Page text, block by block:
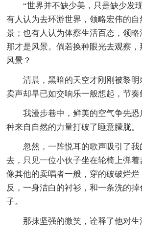
“世界并不缺少美，只是缺少发
有人认为去环游世界，领略宏伟的
景；也有人认为体察生活百态，领略
那才是风景。倘若换种眼光去观察
风景？
清晨，黑暗的天空才刚刚被黎明
卖声却早已如交响乐一般想起，节奏
我漫步巷中，鲜美的空气争先
种来自自然的力量打破了睡意朦胧。
忽然，一阵悦耳的歌声吸引了
去，只见一位小伙子坐在轮椅上弹
像其他的卖唱者一般，穿的破破烂
反，一身洁白的衬衫，和一条洗的
子。
那抹坚强的微笑，诠释了他对生